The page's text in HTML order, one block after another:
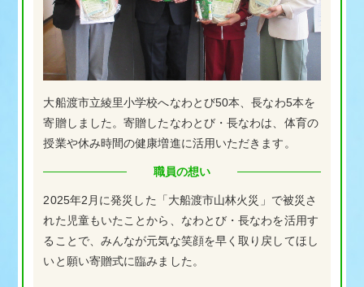
大船渡市立綾里小学校へなわとび50本、長なわ5本を
寄贈しました。寄贈したなわとび・長なわは、体育の
授業や休み時間の健康増進に活用いただきます。
職員の想い
2025年2月に発災した「大船渡市山林火災」で被災さ
れた児童もいたことから、なわとび・長なわを活用す
ることで、みんなが元気な笑顔を早く取り戻してほし
いと願い寄贈式に臨みました。